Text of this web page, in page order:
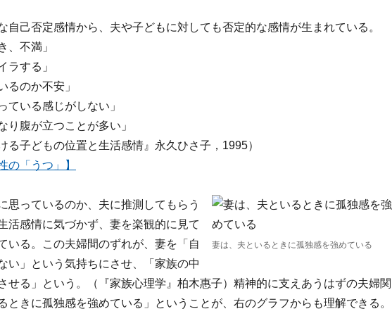
自己否定感情から、夫や子どもに対しても否定的な感情が生まれている。
、不満」
ラする」
るのか不安」
ている感じがしない」
り腹が立つことが多い」
る子どもの位置と生活感情』永久ひさ子，1995）
の「うつ」】
妻は、夫といるときに孤独感を強めている
思っているのか、夫に推測してもらう
活感情に気づかず、妻を楽観的に見て
いる。この夫婦間のずれが、妻を「自
い」という気持ちにさせ、「家族の中
せる」という。（『家族心理学』柏木惠子）精神的に支えあうはずの夫婦関
ときに孤独感を強めている」ということが、右のグラフからも理解できる。